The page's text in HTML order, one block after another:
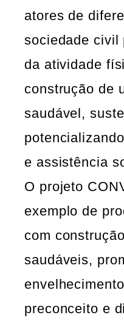
atores de
sociedade civil
da atividade
construção de
saudável,
e assistência
O projeto
exemplo de
com
saudáveis,
preconceito e